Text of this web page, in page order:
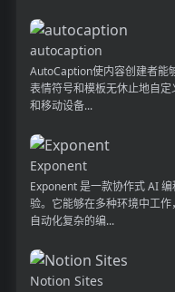
autocaption
AutoCaption使内容创建者能
表情符号和模板无休止地自
和移动设备...
Exponent
Exponent 是一款协作式 AI
验。它能够在多种环境中工
自动化复杂的编...
Notion Sites